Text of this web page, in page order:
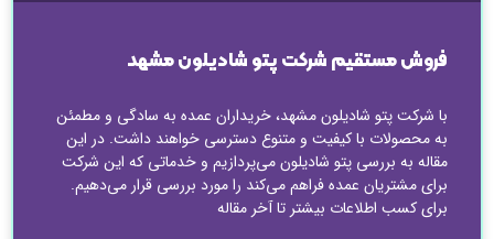
فروش مستقیم شرکت پتو شادیلون مشهد
با شرکت پتو شادیلون مشهد، خریداران عمده به سادگی و مطمئن
به محصولات با کیفیت و متنوع دسترسی خواهند داشت. در این
مقاله به بررسی پتو شادیلون می‌پردازیم و خدماتی که این شرکت
برای مشتریان عمده فراهم می‌کند را مورد بررسی قرار می‌دهیم.
برای کسب اطلاعات بیشتر تا آخر مقاله